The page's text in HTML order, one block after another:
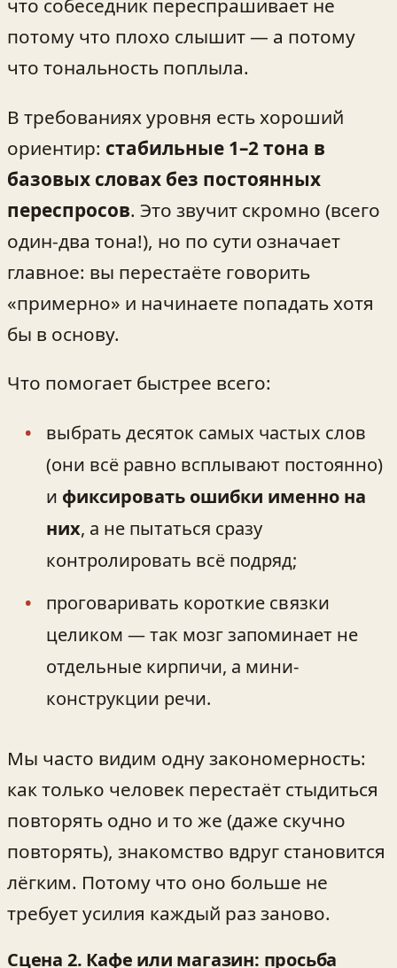
что собеседник переспрашивает не
потому что плохо слышит — а потому
что тональность поплыла.
В требованиях уровня есть хороший
ориентир: стабильные 1–2 тона в
базовых словах без постоянных
переспросов. Это звучит скромно (всего
один-два тона!), но по сути означает
главное: вы перестаёте говорить
«примерно» и начинаете попадать хотя
бы в основу.
Что помогает быстрее всего:
выбрать десяток самых частых слов
(они всё равно всплывают постоянно)
и фиксировать ошибки именно на
них, а не пытаться сразу
контролировать всё подряд;
проговаривать короткие связки
целиком — так мозг запоминает не
отдельные кирпичи, а мини-
конструкции речи.
Мы часто видим одну закономерность:
как только человек перестаёт стыдиться
повторять одно и то же (даже скучно
повторять), знакомство вдруг становится
лёгким. Потому что оно больше не
требует усилия каждый раз заново.
Сцена 2. Кафе или магазин: просьба